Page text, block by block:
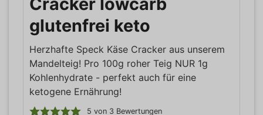
glutenfrei keto
Herzhafte Speck Käse Cracker aus unserem
Mandelteig! Pro 100g roher Teig NUR 1g
Kohlenhydrate - perfekt auch für eine
ketogene Ernährung!
5 von 3Bewertungen